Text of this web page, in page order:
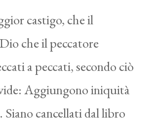
castigo, che il
che il peccatore
a peccati, secondo ciò
Aggiungono iniquità
cancellati dal libro